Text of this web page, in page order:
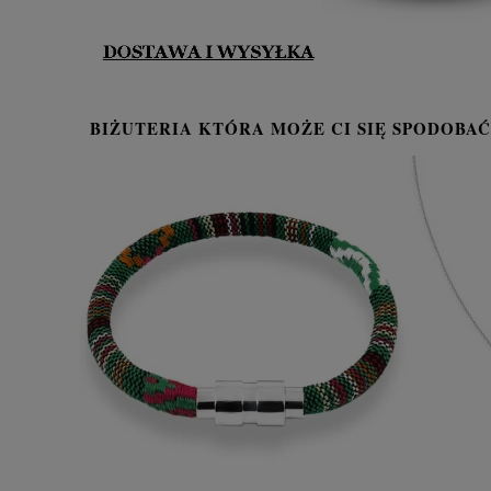
BIŻUTERIA KTÓRA MOŻE CI SIĘ